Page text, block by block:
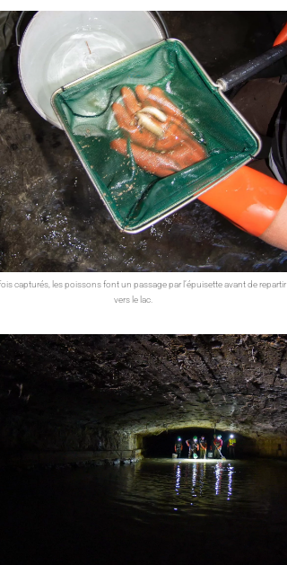
capturés, les poissons font un passage par l’épuisette avant de repartir
vers le lac.